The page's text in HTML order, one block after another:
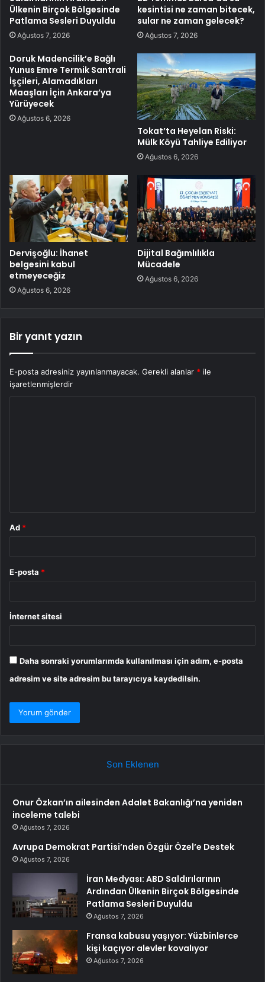
Ülkenin Birçok Bölgesinde
Patlama Sesleri Duyuldu
Ağustos 7, 2026
kesintisi ne zaman bitecek,
sular ne zaman gelecek?
Ağustos 7, 2026
Doruk Madencilik’e Bağlı
Yunus Emre Termik Santrali
İşçileri, Alamadıkları
Maaşları İçin Ankara’ya
Yürüyecek
Ağustos 6, 2026
Tokat’ta Heyelan Riski:
Mülk Köyü Tahliye Ediliyor
Ağustos 6, 2026
Dervişoğlu: İhanet
belgesini kabul
etmeyeceğiz
Ağustos 6, 2026
Dijital Bağımlılıkla
Mücadele
Ağustos 6, 2026
Bir yanıt yazın
E-posta adresiniz yayınlanmayacak. Gerekli alanlar * ile
işaretlenmişlerdir
Ad *
E-posta *
İnternet sitesi
Daha sonraki yorumlarımda kullanılması için adım, e-posta
adresim ve site adresim bu tarayıcıya kaydedilsin.
Son Eklenen
Onur Özkan’ın ailesinden Adalet Bakanlığı’na yeniden
inceleme talebi
Ağustos 7, 2026
Avrupa Demokrat Partisi’nden Özgür Özel’e Destek
Ağustos 7, 2026
İran Medyası: ABD Saldırılarının
Ardından Ülkenin Birçok Bölgesinde
Patlama Sesleri Duyuldu
Ağustos 7, 2026
Fransa kabusu yaşıyor: Yüzbinlerce
kişi kaçıyor alevler kovalıyor
Ağustos 7, 2026